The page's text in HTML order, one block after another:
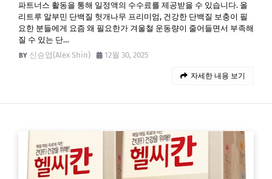
파트너스 활동을 통해 일정액의 수수료를 제공받을 수 있습니다. 올
리트루 알부민 단백질 헛개나무 프리미엄, 건강한 단백질 보충이 필
요한 분들에게 요즘 왜 필요한가 겨울철 운동량이 줄어들면서 부족해
질 수 있는 단…
신승엽(Alex Shin)
12월 30, 2025
자세한 내용 보기